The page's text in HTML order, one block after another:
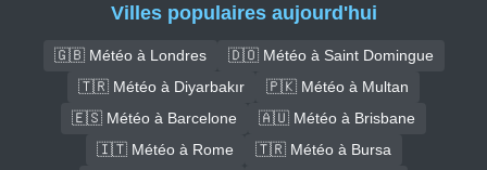
Villes populaires aujourd'hui
🇬🇧 Météo à Londres
🇩🇴 Météo à Saint Domingue
🇹🇷 Météo à Diyarbakır
🇵🇰 Météo à Multan
🇪🇸 Météo à Barcelone
🇦🇺 Météo à Brisbane
🇮🇹 Météo à Rome
🇹🇷 Météo à Bursa